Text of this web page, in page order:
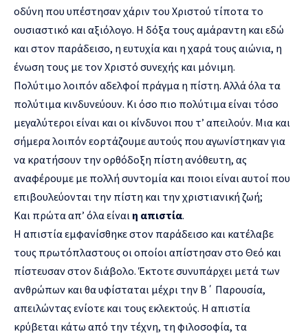
οδύνη που υπέστησαν χάριν του Χριστού τίποτα το
ουσιαστικό και αξιόλογο. Η δόξα τους αμάραντη και εδώ
και στον παράδεισο, η ευτυχία και η χαρά τους αιώνια, η
ένωση τους με τον Χριστό συνεχής και μόνιμη.
Πολύτιμο λοιπόν αδελφοί πράγμα η πίστη. Αλλά όλα τα
πολύτιμα κινδυνεύουν. Κι όσο πιο πολύτιμα είναι τόσο
μεγαλύτεροι είναι και οι κίνδυνοι που τ’ απειλούν. Μια και
σήμερα λοιπόν εορτάζουμε αυτούς που αγωνίστηκαν για
να κρατήσουν την ορθόδοξη πίστη ανόθευτη, ας
αναφέρουμε με πολλή συντομία και ποιοι είναι αυτοί που
επιβουλεύονται την πίστη και την χριστιανική ζωή;
Και πρώτα απ’ όλα είναι η απιστία.
Η απιστία εμφανίσθηκε στον παράδεισο και κατέλαβε
τους πρωτόπλαστους οι οποίοι απίστησαν στο Θεό και
πίστευσαν στον διάβολο. Έκτοτε συνυπάρχει μετά των
ανθρώπων και θα υφίσταται μέχρι την Β΄ Παρουσία,
απειλώντας ενίοτε και τους εκλεκτούς. Η απιστία
κρύβεται κάτω από την τέχνη, τη φιλοσοφία, τα